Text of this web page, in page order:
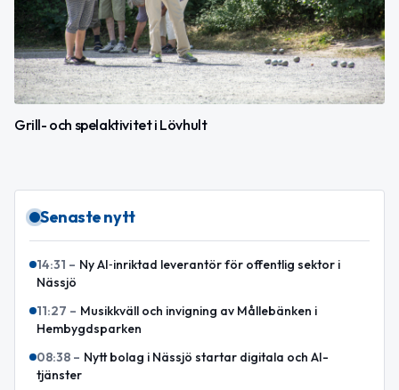
Grill- och spelaktivitet i Lövhult
Senaste nytt
14:31 – Ny AI‑inriktad leverantör för offentlig sektor i
Nässjö
11:27 – Musikkväll och invigning av Mållebänken i
Hembygdsparken
08:38 – Nytt bolag i Nässjö startar digitala och AI-
tjänster